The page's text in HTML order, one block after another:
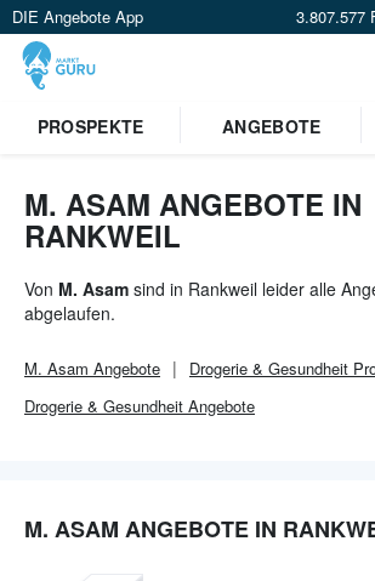
DIE Angebote App 3.807.577
PROSPEKTE ANGEBOTE
M. ASAM ANGEBOTE IN
RANKWEIL
Von M. Asam sind in Rankweil leider alle
abgelaufen.
M. Asam Angebote Drogerie & Gesundheit
Drogerie & Gesundheit Angebote
M. ASAM ANGEBOTE IN